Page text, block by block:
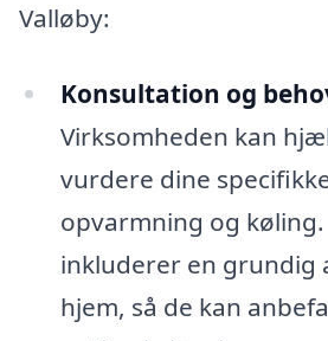
Valløby:
Konsultation og
Virksomheden kan
vurdere dine
opvarmning og
inkluderer en grundig
hjem, så de kan